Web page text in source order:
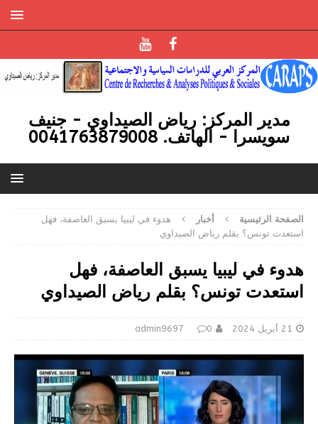
مدير المركز: رياض الصيداوي - جنيف
سويسرا - الهاتف. 0041763879008
الصفحة الرئيسية أخبار
هدوء في ليبيا يسبق العاصفة، فهل
استعدت تونس؟ بقلم رياض الصيداوي
هدوء في ليبيا يسبق العاصفة، فهل
استعدت تونس؟ بقلم رياض الصيداوي
21 أبريل 2024 admin9697 0